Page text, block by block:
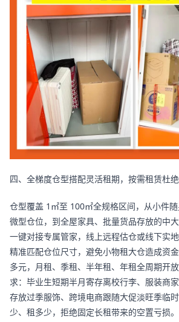
四、全梯度仓型搭配灵活租期，按需租赁杜
仓型覆盖 1㎡至 100㎡全规格区间，从小件
微型仓位，到全屋家具、批量货品存放的中
一键对接专属管家，线上远程估仓或线下实
精准匹配仓位尺寸，避免小物租大仓造成资
多元，月租、季租、半年租、年租全周期开
求：毕业生短期半月寄存离校行李、服装商
存放过季服饰、跨境电商跟随大促淡旺季临
少、租多少，拒绝固定长租带来的空置亏损。